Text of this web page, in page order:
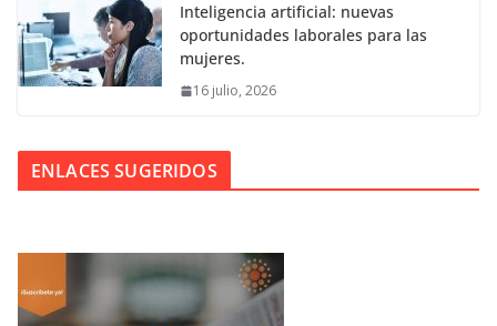
Inteligencia artificial: nuevas
oportunidades laborales para las
mujeres.
16 julio, 2026
ENLACES SUGERIDOS